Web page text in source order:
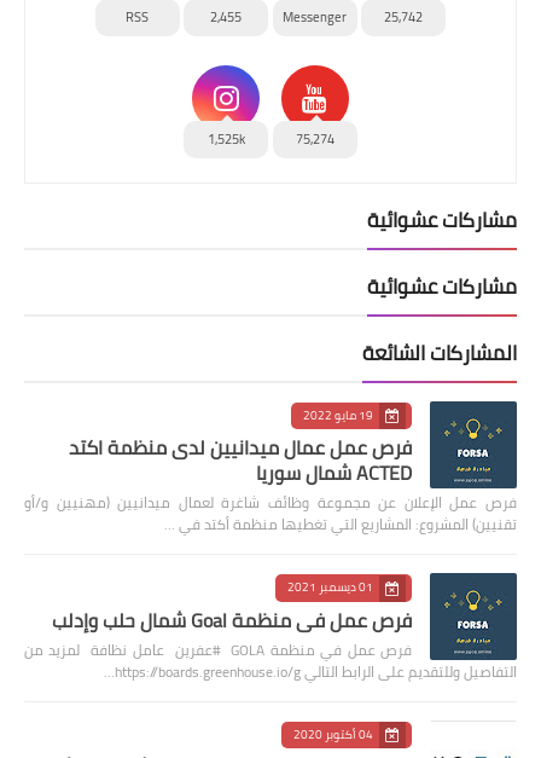
25,742
Messenger
2,455
RSS
75,274
1,525k
مشاركات عشوائية
مشاركات عشوائية
المشاركات الشائعة
19 مايو 2022
فرص عمل عمال ميدانيين لدى منظمة اكتد
ACTED شمال سوريا
فرص عمل الإعلان عن مجموعة وظائف شاغرة لعمال ميدانيين (مهنيين و/أو
تقنيين) المشروع: المشاريع التي تغطيها منظمة أكتد في …
01 ديسمبر 2021
فرص عمل في منظمة Goal شمال حلب وإدلب
فرص عمل في منظمة GOLA #عفرين عامل نظافة لمزيد من
التفاصيل وللتقديم على الرابط التالي https://boards.greenhouse.io/g…
04 أكتوبر 2020